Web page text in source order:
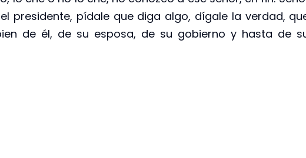
presidente, pídale que diga algo, dígale la verdad,
de él, de su esposa, de su gobierno y hasta de